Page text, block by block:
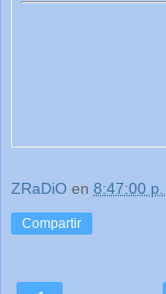
ZRaDiO en 8:47:00 p.
Compartir